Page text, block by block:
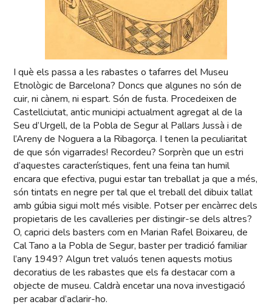
I què els passa a les rabastes o tafarres del Museu
Etnològic de Barcelona? Doncs que algunes no són de
cuir, ni cànem, ni espart. Són de fusta. Procedeixen de
Castellciutat, antic municipi actualment agregat al de la
Seu d’Urgell, de la Pobla de Segur al Pallars Jussà i de
l’Areny de Noguera a la Ribagorça. I tenen la peculiaritat
de que són vigarrades! Recordeu? Sorprèn que un estri
d’aquestes característiques, fent una feina tan humil
encara que efectiva, pugui estar tan treballat ja que a més,
són tintats en negre per tal que el treball del dibuix tallat
amb gúbia sigui molt més visible. Potser per encàrrec dels
propietaris de les cavalleries per distingir-se dels altres?
O, caprici dels basters com en Marian Rafel Boixareu, de
Cal Tano a la Pobla de Segur, baster per tradició familiar
l’any 1949? Algun tret valuós tenen aquests motius
decoratius de les rabastes que els fa destacar com a
objecte de museu. Caldrà encetar una nova investigació
per acabar d’aclarir-ho.